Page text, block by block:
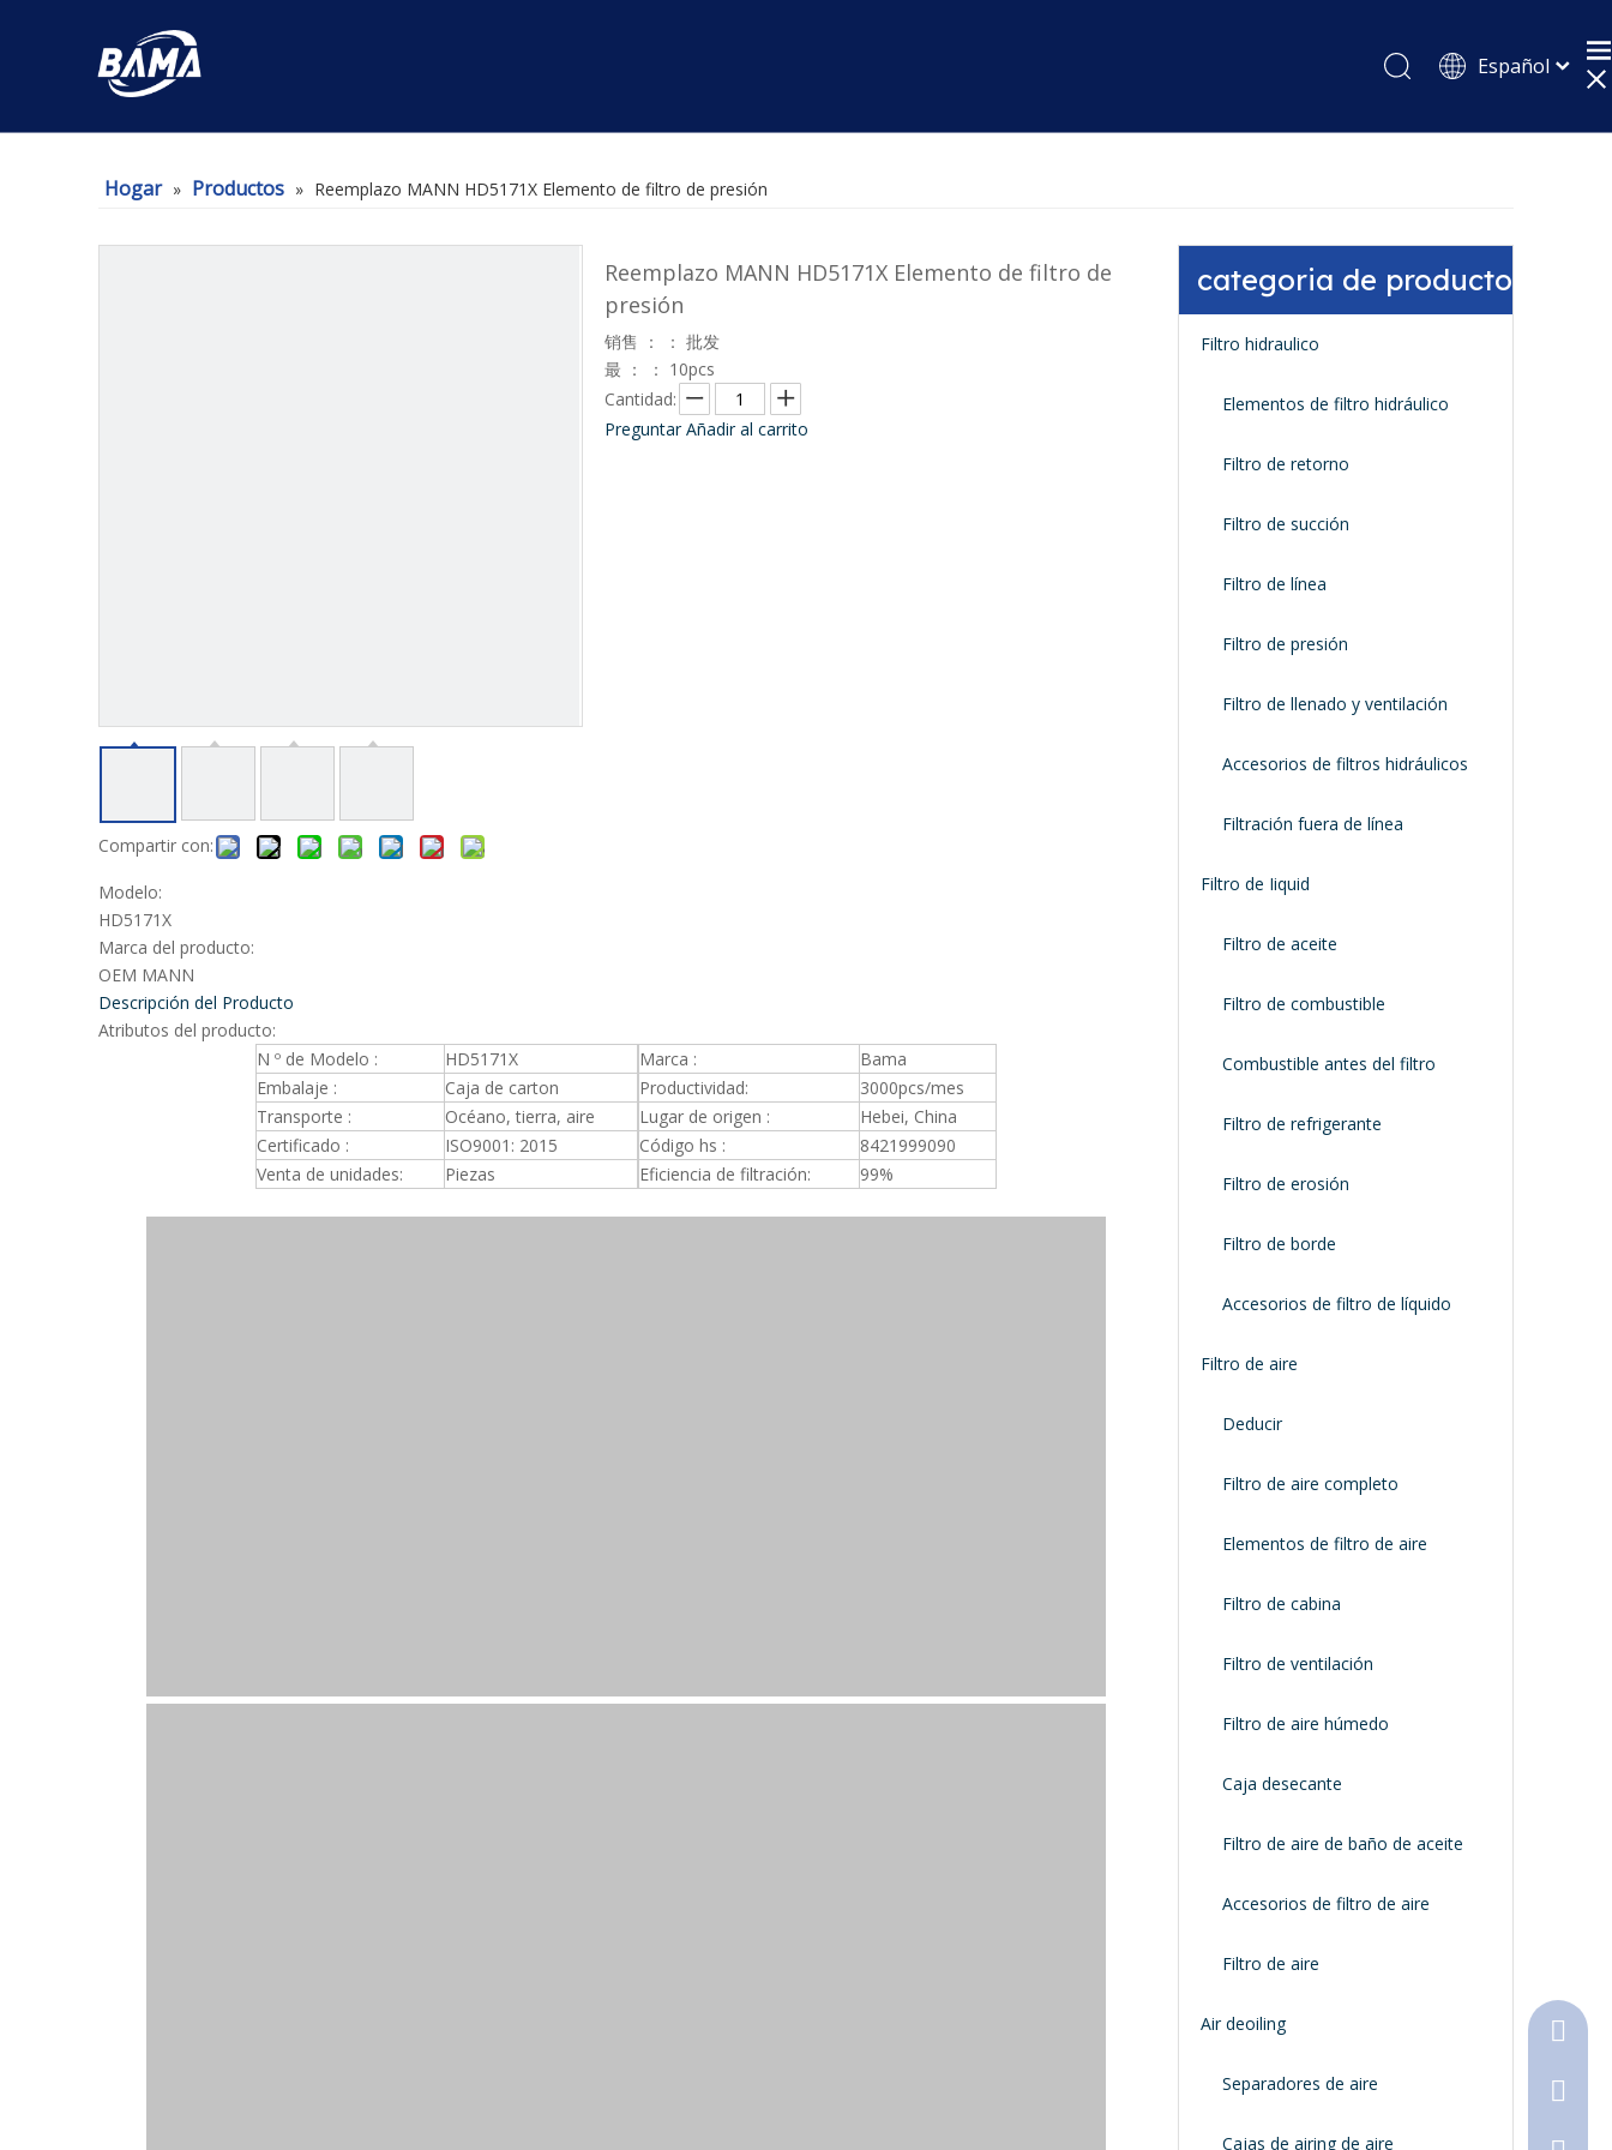
Español
Pусский
Hogar » Productos » Reemplazo MANN HD5171X Elemento de filtro de presión
Compartir con:
Reemplazo MANN HD5171X Elemento de filtro de
presión
销售 ： ： 批发
最 ： ： 10pcs
Cantidad:
Preguntar Añadir al carrito
Modelo:
HD5171X
Marca del producto:
OEM MANN
Descripción del Producto
Atributos del producto:
N º de Modelo :
HD5171X Marca :
Bama
Embalaje :
Caja de carton Productividad:
3000pcs/mes
Transporte :
Océano, tierra, aire Lugar de origen :
Hebei, China
Certificado :
ISO9001: 2015 Código hs :
8421999090
Venta de unidades:
Piezas Eficiencia de filtración: 99%
categoria de producto
Filtro hidraulico
Elementos de filtro hidráulico
Filtro de retorno
Filtro de succión
Filtro de línea
Filtro de presión
Filtro de llenado y ventilación
Accesorios de filtros hidráulicos
Filtración fuera de línea
Filtro de Iiquid
Filtro de aceite
Filtro de combustible
Combustible antes del filtro
Filtro de refrigerante
Filtro de erosión
Filtro de borde
Accesorios de filtro de líquido
Filtro de aire
Deducir
Filtro de aire completo
Elementos de filtro de aire
Filtro de cabina
Filtro de ventilación
Filtro de aire húmedo
Caja desecante
Filtro de aire de baño de aceite
Accesorios de filtro de aire
Filtro de aire
Air deoiling
Separadores de aire
Cajas de airing de aire
+86-
+86-